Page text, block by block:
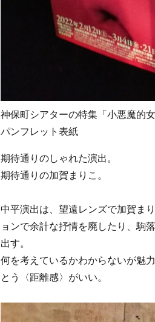
神保町シアターの特集「小悪魔的
パンフレット表紙
期待通りのしゃれた演出。
期待通りの加賀まりこ。
中平演出は、望遠レンズで加賀ま
ョンで余計な抒情を廃したり、駒
出す。
何を考えているかわからないが魅
とう〈距離感〉がいい。